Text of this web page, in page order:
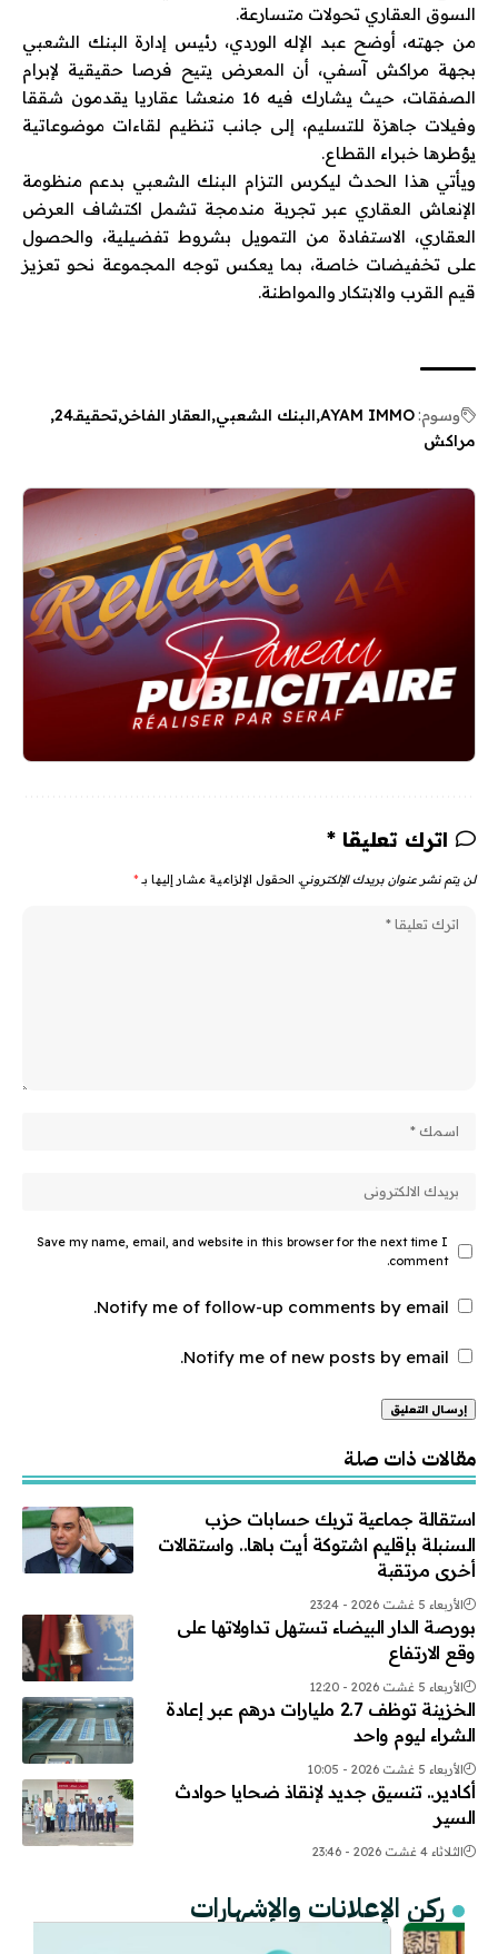
السوق العقاري تحولات متسارعة.
من جهته، أوضح عبد الإله الوردي، رئيس إدارة البنك الشعبي
بجهة مراكش آسفي، أن المعرض يتيح فرصا حقيقية لإبرام
الصفقات، حيث يشارك فيه 16 منعشا عقاريا يقدمون شققا
وفيلات جاهزة للتسليم، إلى جانب تنظيم لقاءات موضوعاتية
يؤطرها خبراء القطاع.
ويأتي هذا الحدث ليكرس التزام البنك الشعبي بدعم منظومة
الإنعاش العقاري عبر تجربة مندمجة تشمل اكتشاف العرض
العقاري، الاستفادة من التمويل بشروط تفضيلية، والحصول
على تخفيضات خاصة، بما يعكس توجه المجموعة نحو تعزيز
قيم القرب والابتكار والمواطنة.
وسوم:AYAM IMMO البنك الشعبي العقار الفاخر تحقيقـ24
مراكش
اترك تعليقا *
لن يتم نشر عنوان بريدك الإلكتروني. الحقول الإلزامية مشار إليها بـ *
Save my name, email, and website in this browser for the next time I
comment.
Notify me of follow-up comments by email.
Notify me of new posts by email.
مقالات ذات صلة
استقالة جماعية تربك حسابات حزب
السنبلة بإقليم اشتوكة أيت باها.. واستقالات
أخرى مرتقبة
الأربعاء 5 غشت 2026 - 23:24
بورصة الدار البيضاء تستهل تداولاتها على
وقع الارتفاع
الأربعاء 5 غشت 2026 - 12:20
الخزينة توظف 2.7 مليارات درهم عبر إعادة
الشراء ليوم واحد
الأربعاء 5 غشت 2026 - 10:05
أكادير.. تنسيق جديد لإنقاذ ضحايا حوادث
السير
الثلاثاء 4 غشت 2026 - 23:46
ركن الإعلانات والإشهارات